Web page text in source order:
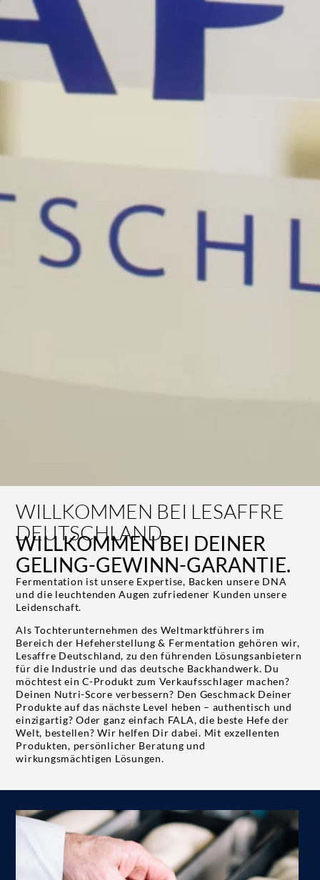
WILLKOMMEN BEI LESAFFRE
DEUTSCHLAND.
WILLKOMMEN BEI DEINER
GELING-GEWINN-GARANTIE.
Fermentation ist unsere Expertise, Backen unsere DNA
und die leuchtenden Augen zufriedener Kunden unsere
Leidenschaft.
Als Tochterunternehmen des Weltmarktführers im
Bereich der Hefeherstellung & Fermentation gehören wir,
Lesaffre Deutschland, zu den führenden Lösungsanbietern
für die Industrie und das deutsche Backhandwerk. Du
möchtest ein C-Produkt zum Verkaufsschlager machen?
Deinen Nutri-Score verbessern? Den Geschmack Deiner
Produkte auf das nächste Level heben – authentisch und
einzigartig? Oder ganz einfach FALA, die beste Hefe der
Welt, bestellen? Wir helfen Dir dabei. Mit exzellenten
Produkten, persönlicher Beratung und
wirkungsmächtigen Lösungen.